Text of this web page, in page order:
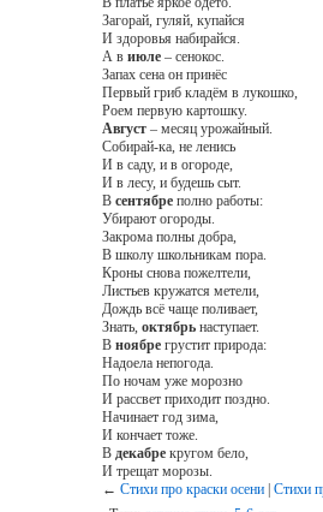
Загорай, гуляй, купайся
И здоровья набирайся.
А в июле– сенокос.
Запах сена он принёс
Первый гриб кладём в лукошко,
Роем первую картошку.
Август– месяц урожайный.
Собирай-ка, не ленись
И в саду, и в огороде,
И в лесу, и будешь сыт.
В сентябреполно работы:
Убирают огороды.
Закрома полны добра,
В школу школьникам пора.
Кроны снова пожелтели,
Листьев кружатся метели,
Дождь всё чаще поливает,
Знать, октябрьнаступает.
В ноябрегрустит природа:
Надоела непогода.
По ночам уже морозно
И рассвет приходит поздно.
Начинает год зима,
И кончает тоже.
В декабрекругом бело,
И трещат морозы.
← Стихи про краски осени| Стихи